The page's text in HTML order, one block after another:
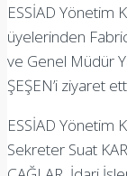
ESSİAD Yönetim
üyelerinden
ve Genel Müdür
ŞEŞEN’i ziyaret
ESSİAD Yönetim
Sekreter Suat